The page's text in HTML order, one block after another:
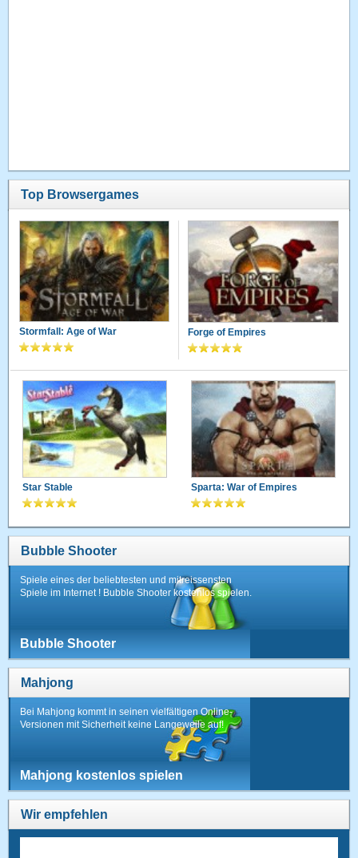
Top Browsergames
Stormfall: Age of War Forge of Empires
Star Stable Sparta: War of Empires
Bubble Shooter
Spiele eines der beliebtesten und mitreissensten
Spiele im Internet ! Bubble Shooter kostenlos spielen.
Bubble Shooter
Mahjong
Bei Mahjong kommt in seinen vielfältigen Online-
Versionen mit Sicherheit keine Langeweile auf!
Mahjong kostenlos spielen
Wir empfehlen